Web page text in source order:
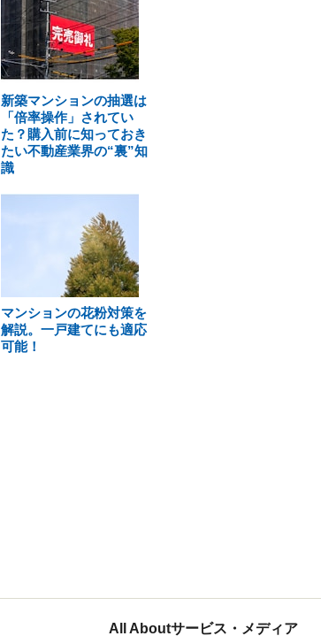
新築マンションの抽選は
「倍率操作」されてい
た？購入前に知っておき
たい不動産業界の“裏”知
識
マンションの花粉対策を
解説。一戸建てにも適応
可能！
All Aboutサービス・メディア